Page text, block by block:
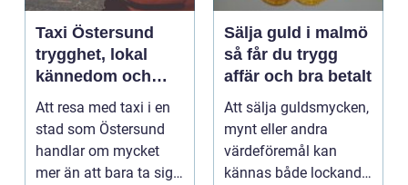
Taxi Östersund
trygghet, lokal
kännedom och
smidiga resor året
runt
Att resa med taxi i en
stad som Östersund
handlar om mycket
mer än att bara ta sig
Sälja guld i malmö
så får du trygg
affär och bra betalt
Att sälja guldsmycken,
mynt eller andra
värdeföremål kan
kännas både lockande